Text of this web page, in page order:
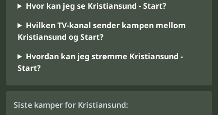
Hvor kan jeg se Kristiansund - Start?
Hvilken TV-kanal sender kampen mellom
Kristiansund og Start?
Hvordan kan jeg strømme Kristiansund -
Start?
Siste kamper for Kristiansund: